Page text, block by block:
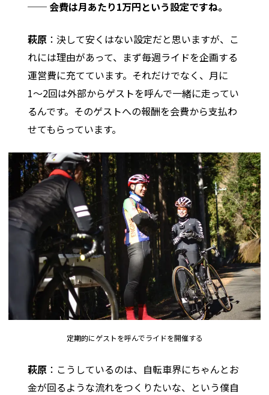
── 会費は月あたり1万円という設定ですね。
萩原 ：決して安くはない設定だと思いますが、こ
れには理由があって、まず毎週ライドを企画する
運営費に充てています。それだけでなく、月に
1〜2回は外部からゲストを呼んで一緒に走ってい
るんです。そのゲストへの報酬を会費から支払わ
せてもらっています。
定期的にゲストを呼んでライドを開催する
萩原 ：こうしているのは、自転車界にちゃんとお
金が回るような流れをつくりたいな、という僕自